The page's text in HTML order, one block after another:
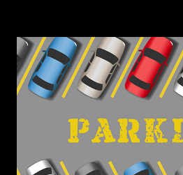
διαφημιστική στρατηγική για το
έχει σπουδές σε διαφήμιση, marketing,
κτηματομεσιτικά και κατέχει
-Συμμετέχουμε σε Διεθνή Συνέδρια
Διεθνών Οργανισμών -Συμμετέχουμε σε
Εκθέσεις -H Grad έχει 5